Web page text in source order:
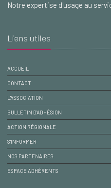
Notre expertise d'usage au
Liens utiles
ACCUEIL
CONTACT
L'ASSOCIATION
BULLETIN D'ADHÉSION
ACTION RÉGIONALE
S'INFORMER
NOS PARTENAIRES
ESPACE ADHÉRENTS